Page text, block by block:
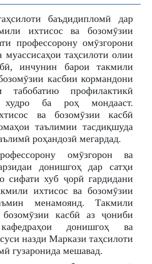
баъдидипломӣ дар
ихтисос ва бозомӯзии
профессорону омӯзгорони
муассисаҳои таҳсилоти олии
инчунин барои такмили
касбии кормандони
табобатию профилактикӣ
худро ба роҳ мондааст.
ва бозомӯзии касбӣ
таълимии тасдиқшуда
роҳандозӣ мегардад.
омӯзгорон ва
донишгоҳ дар сатҳи
сифати хуб ҷорӣ гардидани
ихтисос ва бозомӯзии
менамоянд. Такмили
касбӣ аз ҷониби
донишгоҳ ва
назди Маркази таҳсилоти
гузаронида мешавад.